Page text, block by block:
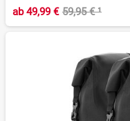
ab49,99 € 59,95 €¹